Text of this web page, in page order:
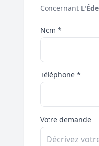
Concernant
Nom *
Téléphone *
Votre demande